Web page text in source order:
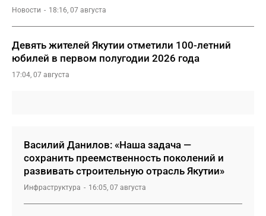
Новости 18:16, 07 августа
Девять жителей Якутии отметили 100-летний
юбилей в первом полугодии 2026 года
17:04, 07 августа
Василий Данилов: «Наша задача —
сохранить преемственность поколений и
развивать строительную отрасль Якутии»
Инфраструктура 16:05, 07 августа